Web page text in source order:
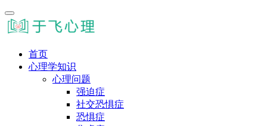
首页
心理学知识
心理问题
强迫症
社交恐惧症
恐惧症